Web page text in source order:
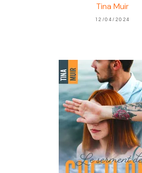
Tina Muir
12/04/2024